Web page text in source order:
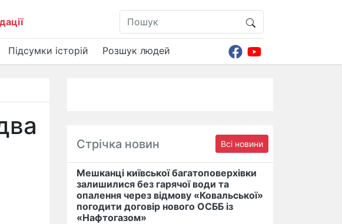
Підсумки історій Розшук людей
Стрічка новин Всі новини
Мешканці київської багатоповерхівки
залишилися без гарячої води та
опалення через відмову «Ковальської»
погодити договір нового ОСББ із
«Нафтогазом»